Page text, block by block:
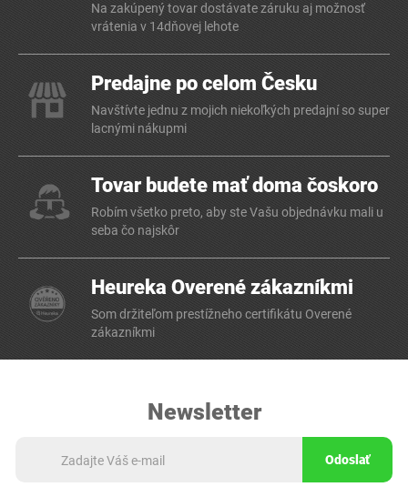
Na zakúpený tovar dostávate záruku aj možnosť
vrátenia v 14dňovej lehote
Predajne po celom Česku
Navštívte jednu z mojich niekoľkých predajní so super
lacnými nákupmi
Tovar budete mať doma čoskoro
Robím všetko preto, aby ste Vašu objednávku mali u
seba čo najskôr
Heureka Overené zákazníkmi
Som držiteľom prestížneho certifikátu Overené
zákazníkmi
Newsletter
Odoslať